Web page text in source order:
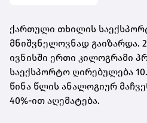
ქართული თხილის
მნიშვნელოვნად გაიზარდა.
ივნისში ერთი კილოგრამი
საექსპორტო ღირებულება
წინა წლის ანალოგიურ
40%-ით აღემატება.